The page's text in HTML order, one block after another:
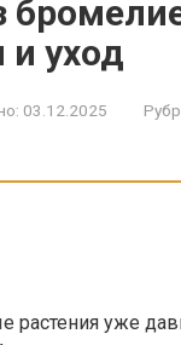
и уход
03.12.2025
уже